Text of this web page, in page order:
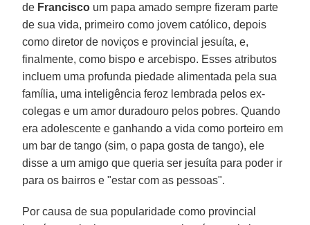
de Francisco um papa amado sempre fizeram parte
de sua vida, primeiro como jovem católico, depois
como diretor de noviços e provincial jesuíta, e,
finalmente, como bispo e arcebispo. Esses atributos
incluem uma profunda piedade alimentada pela sua
família, uma inteligência feroz lembrada pelos ex-
colegas e um amor duradouro pelos pobres. Quando
era adolescente e ganhando a vida como porteiro em
um bar de tango (sim, o papa gosta de tango), ele
disse a um amigo que queria ser jesuíta para poder ir
para os bairros e "estar com as pessoas".
Por causa de sua popularidade como provincial